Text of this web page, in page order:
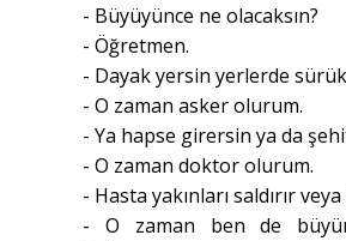
- Büyüyünce ne olacaksın?
- Öğretmen.
- Dayak yersin yerlerde
- O zaman asker olurum.
- Ya hapse girersin ya da
- O zaman doktor olurum.
- Hasta yakınları saldırır
- O zaman ben de